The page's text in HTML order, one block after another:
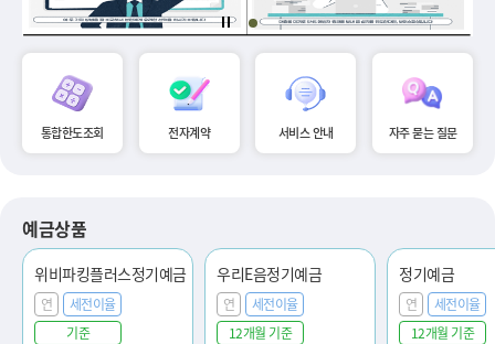
통합한도조회 전자계약 서비스 안내 자주 묻는 질문
예금상품
위비파킹플러스정기예금
연
세전이율
기준
우리E음정기예금
연
세전이율
12개월 기준
정기예금
연
세전이율
12개월 기준